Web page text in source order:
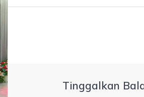
Tinggalkan